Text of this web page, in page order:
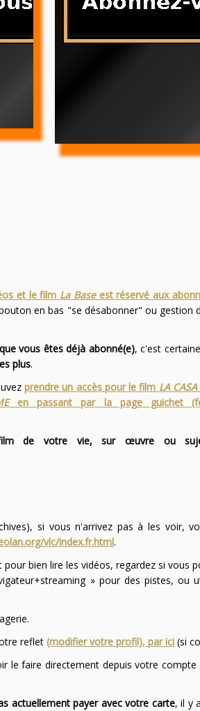
et le film La Baseest réservé aux
en bas "se désabonner" ou
vous êtes déjà abonné(e), c'est
plus.
prendre un accès pour le film LA
en passant par la page guichet
film de votre vie, sur œuvre ou
si vous n'arrivez pas à les voir,
vlc/index.fr.html.
bien lire les vidéos, regardez si
» pour des pistes, ou
reflet (modifier votre profil), par ici(si
le faire directement depuis votre
actuellement payer avec votre carte, il y